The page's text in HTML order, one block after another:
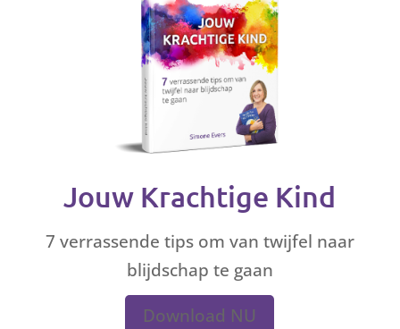
Jouw Krachtige Kind
7 verrassende tips om van twijfel naar
blijdschap te gaan
Download NU